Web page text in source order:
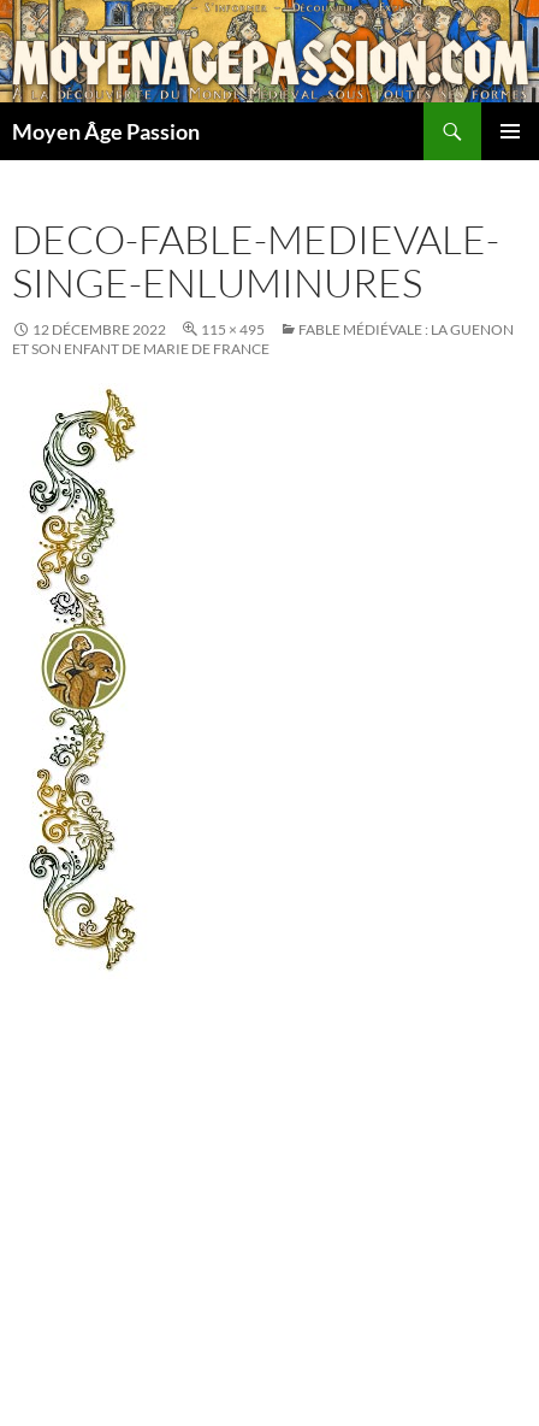
Aller
au
contenu
Moyen Âge Passion
DECO-FABLE-MEDIEVALE-
SINGE-ENLUMINURES
12 DÉCEMBRE 2022 115 × 495
FABLE MÉDIÉVALE : LA GUENON
ET SON ENFANT DE MARIE DE FRANCE